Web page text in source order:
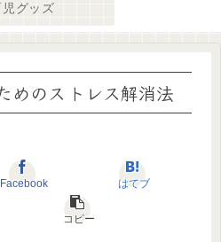
児グッズ
めのストレス解消法
Facebook はてブ
コピー